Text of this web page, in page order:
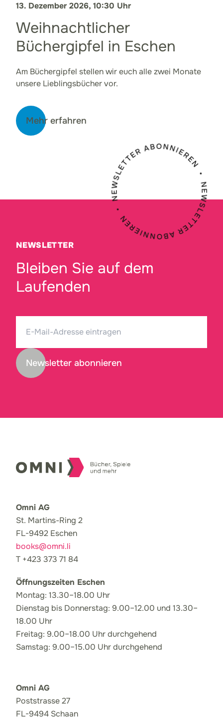
13. Dezember 2026, 10:30 Uhr
Weihnachtlicher
Büchergipfel in Eschen
Am Büchergipfel stellen wir euch alle zwei Monate
unsere Lieblingsbücher vor.
Mehr erfahren
NEWSLETTER
Bleiben Sie auf dem
Laufenden
Newsletter abonnieren
Omni AG
St. Martins-Ring 2
FL-9492 Eschen
books@omni.li
T +423 373 71 84
Öffnungszeiten Eschen
Montag: 13.30–18.00 Uhr
Dienstag bis Donnerstag: 9.00–12.00 und 13.30–
18.00 Uhr
Freitag: 9.00–18.00 Uhr durchgehend
Samstag: 9.00–15.00 Uhr durchgehend
Omni AG
Poststrasse 27
FL-9494 Schaan